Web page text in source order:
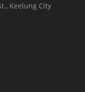
Keelung City